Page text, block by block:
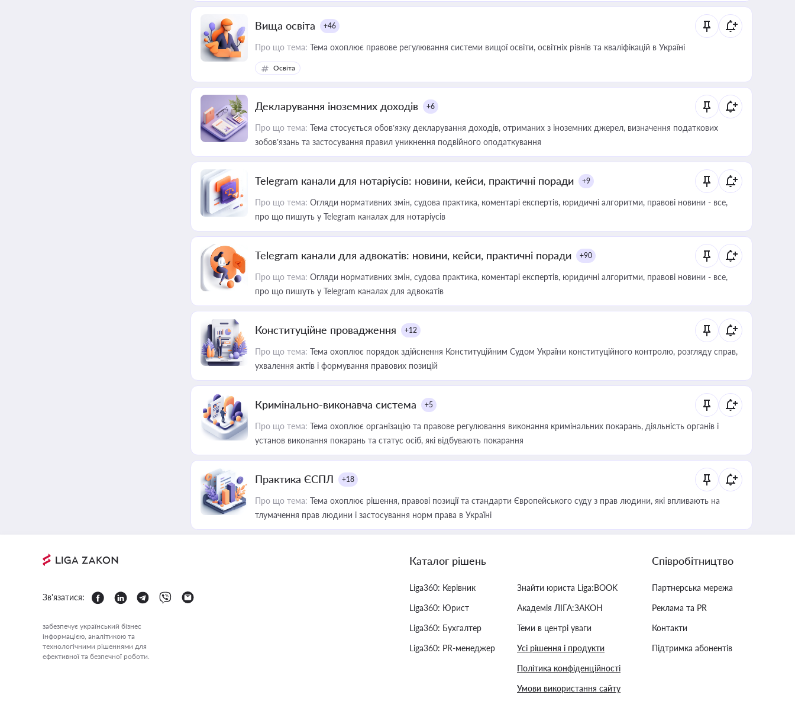
Вища освіта +46
Про що тема: Тема охоплює правове регулювання системи вищої освіти, освітніх рівнів та кваліфікацій в Україні
Освіта
Декларування іноземних доходів +6
Про що тема: Тема стосується обов’язку декларування доходів, отриманих з іноземних джерел, визначення податкових
зобов’язань та застосування правил уникнення подвійного оподаткування
Telegram канали для нотаріусів: новини, кейси, практичні поради +9
Про що тема: Огляди нормативних змін, судова практика, коментарі експертів, юридичні алгоритми, правові новини - все,
про що пишуть у Telegram каналах для нотаріусів
Telegram канали для адвокатів: новини, кейси, практичні поради +90
Про що тема: Огляди нормативних змін, судова практика, коментарі експертів, юридичні алгоритми, правові новини - все,
про що пишуть у Telegram каналах для адвокатів
Конституційне провадження +12
Про що тема: Тема охоплює порядок здійснення Конституційним Судом України конституційного контролю, розгляду справ,
ухвалення актів і формування правових позицій
Кримінально-виконавча система +5
Про що тема: Тема охоплює організацію та правове регулювання виконання кримінальних покарань, діяльність органів і
установ виконання покарань та статус осіб, які відбувають покарання
Практика ЄСПЛ +18
Про що тема: Тема охоплює рішення, правові позиції та стандарти Європейського суду з прав людини, які впливають на
тлумачення прав людини і застосування норм права в Україні
Зв'язатися:
забезпечує український бізнес
інформацією, аналітикою та
технологічними рішеннями для
ефективної та безпечної роботи.
Каталог рішень
Liga360: Керівник
Liga360: Юрист
Liga360: Бухгалтер
Liga360: PR-менеджер
Знайти юриста Liga:BOOK
Академія ЛІГА:ЗАКОН
Теми в центрі уваги
Усі рішення і продукти
Політика конфіденційності
Умови використання сайту
Співробітництво
Партнерська мережа
Реклама та PR
Контакти
Підтримка абонентів